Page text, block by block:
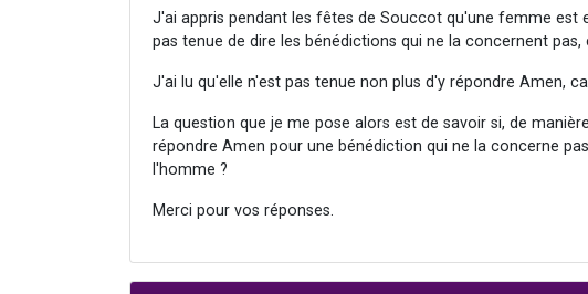
J'ai appris pendant les fêtes de Souccot qu'une femme est
pas tenue de dire les bénédictions qui ne la concernent
J'ai lu qu'elle n'est pas tenue non plus d'y répondre Amen,
La question que je me pose alors est de savoir si, de
répondre Amen pour une bénédiction qui ne la concerne
l'homme ?
Merci pour vos réponses.